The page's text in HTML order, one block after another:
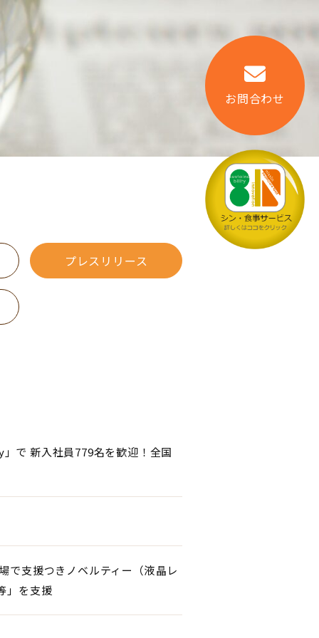
プレスリリース
で 新入社員779名を歓迎！全国
で支援つきノベルティー（液晶レ
」を支援
お問合わせ